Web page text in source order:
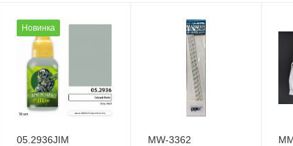
Новинка
05.2936JIM
MW-3362